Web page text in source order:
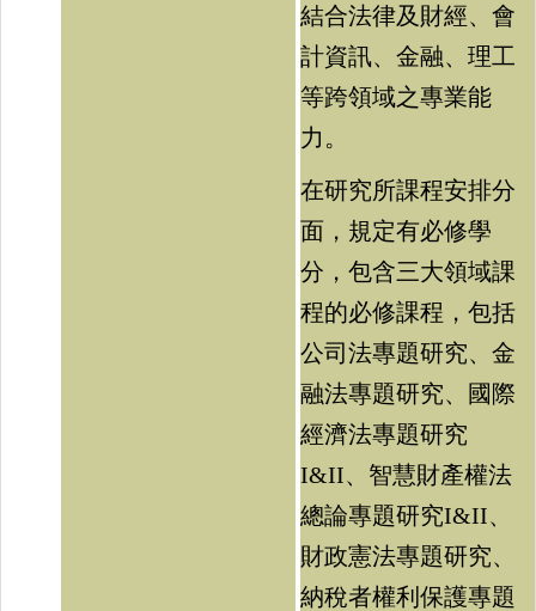
結合法律及財經、會
計資訊、金融、理工
等跨領域之專業能
力。
在研究所課程安排分
面，規定有必修學
分，包含三大領域課
程的必修課程，包括
公司法專題研究、金
融法專題研究、國際
經濟法專題研究
I&II、智慧財產權法
總論專題研究I&II、
財政憲法專題研究、
納稅者權利保護專題